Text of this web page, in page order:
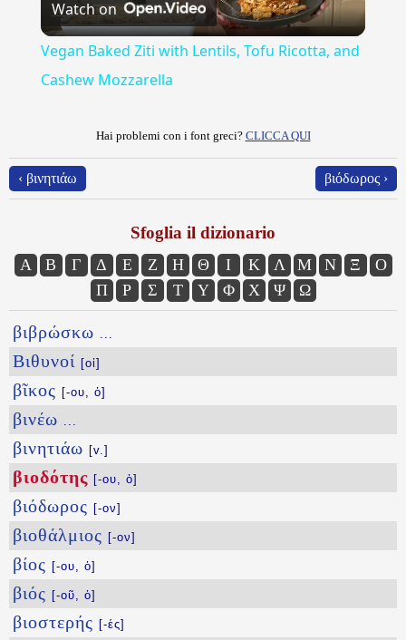
Video
Watch on
Vegan Baked Ziti with Lentils, Tofu Ricotta, and
Cashew Mozzarella
Hai problemi con i font greci? CLICCA QUI
‹ βινητιάω βιόδωρος ›
Sfoglia il dizionario
Α Β Γ Δ Ε Ζ Η Θ Ι Κ Λ Μ Ν Ξ
Ο
Π
Ρ Σ Τ Υ Φ Χ Ψ Ω
βιβρώσκω ...
Βιθυνοί [οἱ]
βῖκος [-ου, ὁ]
βινέω ...
βινητιάω [v.]
βιοδότης [-ου, ὁ]
βιόδωρος [-ον]
βιοθάλμιος [-ον]
βίος [-ου, ὁ]
βιός [-οῦ, ὁ]
βιοστερής [-ές]